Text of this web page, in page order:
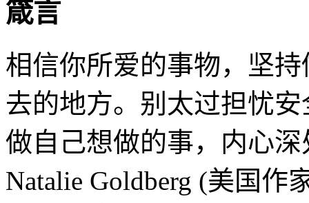
箴言
相信你所爱的事物，坚
去的地方。别太过担忧
做自己想做的事，内心
Natalie Goldberg (美国作